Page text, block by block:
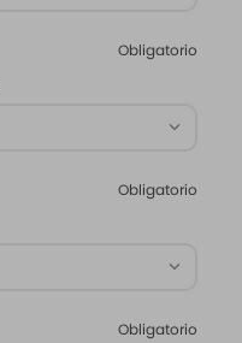
Obligatorio
Obligatorio
Obligatorio